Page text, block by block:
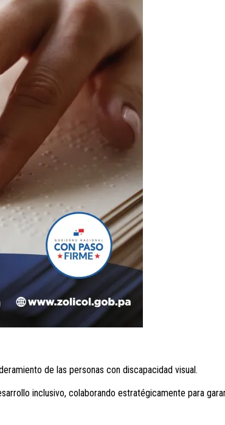
de las personas con discapacidad visual.
inclusivo, colaborando estratégicamente para